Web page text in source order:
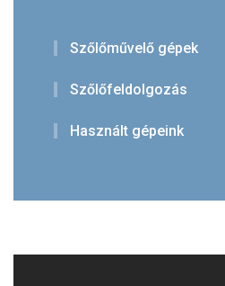
Szőlőművelő gépek
Szőlőfeldolgozás
Használt gépeink